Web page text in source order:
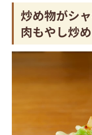
炒め物がシ
肉もやし炒め